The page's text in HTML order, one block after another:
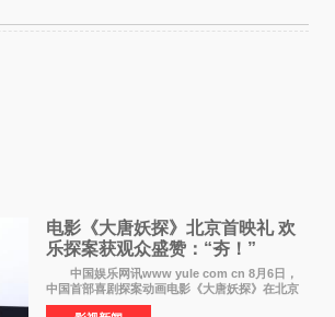
电影《大唐妖探》北京首映礼 欢
乐探案获观众盛赞：“夯！”
中国娱乐网讯www yule com cn 8月6日，
中国首部喜剧探案动画电影《大唐妖探》在北京
举办电影首映礼。导演程腾、联合导演黄珉、总